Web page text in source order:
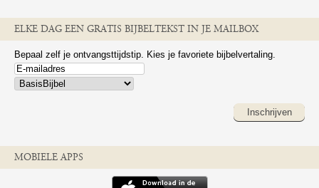
ELKE DAG EEN GRATIS BIJBELTEKST IN JE MAILBOX
Bepaal zelf je ontvangsttijdstip. Kies je favoriete bijbelvertaling.
Inschrijven
MOBIELE APPS